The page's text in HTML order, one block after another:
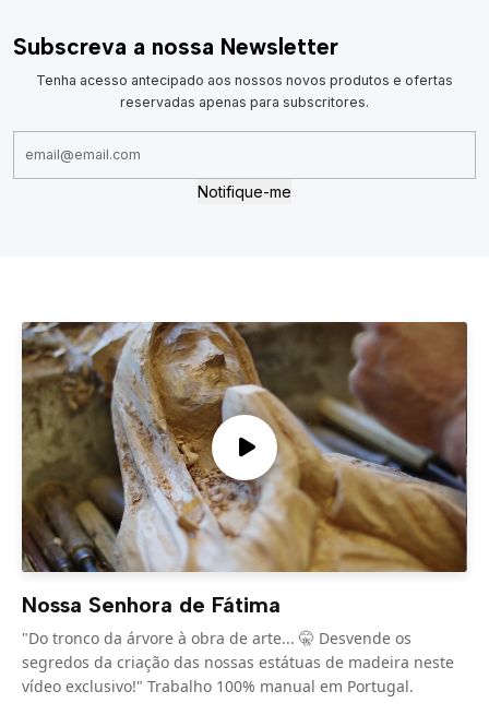
Subscreva a nossa Newsletter
Tenha acesso antecipado aos nossos novos produtos e ofertas
reservadas apenas para subscritores.
Notifique-me
Nossa Senhora de Fátima
"Do tronco da árvore à obra de arte... 🤫 Desvende os
segredos da criação das nossas estátuas de madeira neste
vídeo exclusivo!" Trabalho 100% manual em Portugal.